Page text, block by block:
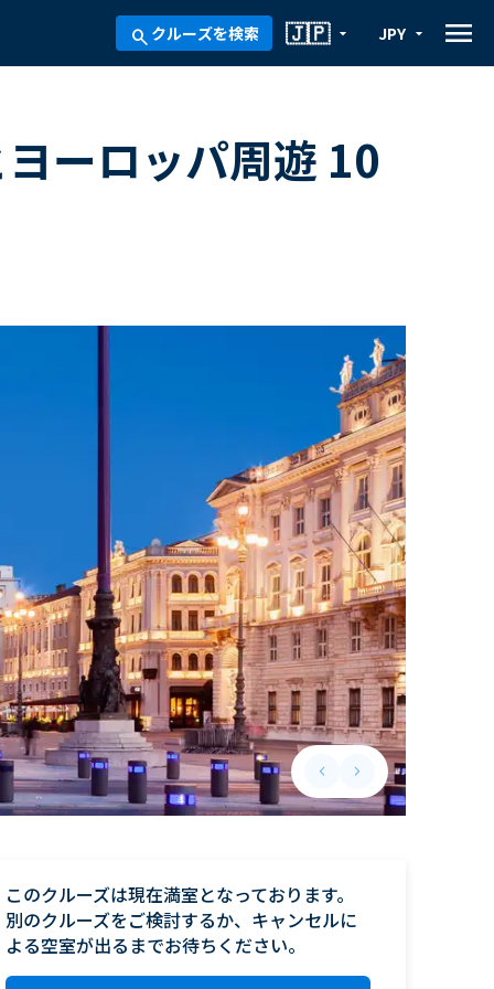
search クルーズを検索 arrow_drop_down
🇯🇵 arrow_drop_down
JPY menu
ーロッパ周遊 10
keyboard_arrow_leftPrevious slide
keyboard_arrow_rightNext slide
このクルーズは現在満室となっております。
別のクルーズをご検討するか、キャンセルに
よる空室が出るまでお待ちください。